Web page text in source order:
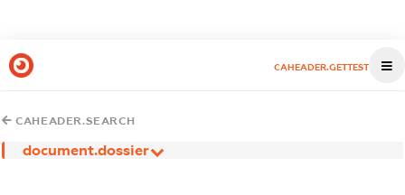
CAHEADER.GETTEST
CAHEADER.SEARCH
document.dossier